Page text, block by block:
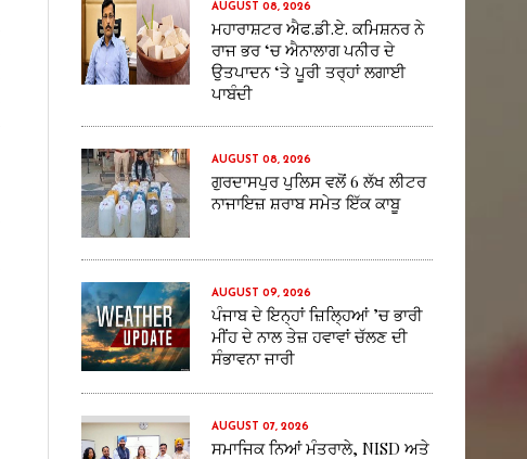
AUGUST 08, 2026
ਮਹਾਰਾਸ਼ਟਰ ਐਫ.ਡੀ.ਏ. ਕਮਿਸ਼ਨਰ ਨੇ
ਰਾਜ ਭਰ ‘ਚ ਐਨਾਲਾਗ ਪਨੀਰ ਦੇ
ਉਤਪਾਦਨ ‘ਤੇ ਪੂਰੀ ਤਰ੍ਹਾਂ ਲਗਾਈ
ਪਾਬੰਦੀ
AUGUST 08, 2026
ਗੁਰਦਾਸਪੁਰ ਪੁਲਿਸ ਵਲੋਂ 6 ਲੱਖ ਲੀਟਰ
ਨਾਜਾਇਜ਼ ਸ਼ਰਾਬ ਸਮੇਤ ਇੱਕ ਕਾਬੂ
AUGUST 09, 2026
ਪੰਜਾਬ ਦੇ ਇਨ੍ਹਾਂ ਜ਼ਿਲ੍ਹਿਆਂ ’ਚ ਭਾਰੀ
ਮੀਂਹ ਦੇ ਨਾਲ ਤੇਜ਼ ਹਵਾਵਾਂ ਚੱਲਣ ਦੀ
ਸੰਭਾਵਨਾ ਜਾਰੀ
AUGUST 07, 2026
ਸਮਾਜਿਕ ਨਿਆਂ ਮੰਤਰਾਲੇ, NISD ਅਤੇ